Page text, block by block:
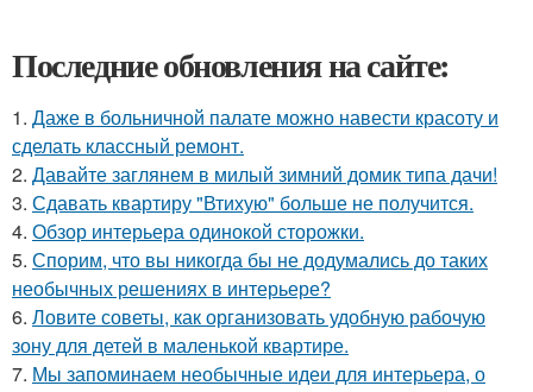
Последние обновления на сайте:
1. Даже в больничной палате можно навести красоту и
сделать классный ремонт.
2. Давайте заглянем в милый зимний домик типа дачи!
3. Сдавать квартиру "Втихую" больше не получится.
4. Обзор интерьера одинокой сторожки.
5. Спорим, что вы никогда бы не додумались до таких
необычных решениях в интерьере?
6. Ловите советы, как организовать удобную рабочую
зону для детей в маленькой квартире.
7. Мы запоминаем необычные идеи для интерьера, о